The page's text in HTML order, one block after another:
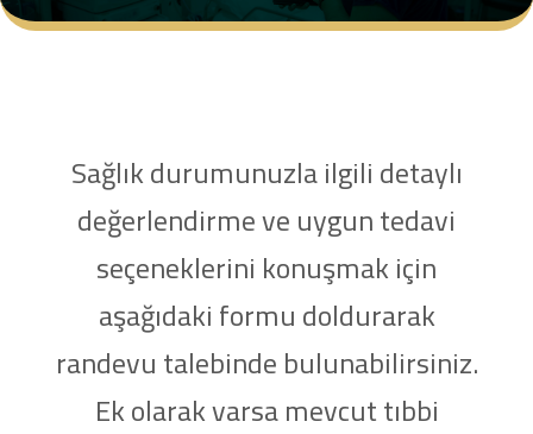
Sağlık durumunuzla ilgili detaylı
değerlendirme ve uygun tedavi
seçeneklerini konuşmak için
aşağıdaki formu doldurarak
randevu talebinde bulunabilirsiniz.
Ek olarak varsa mevcut tıbbi